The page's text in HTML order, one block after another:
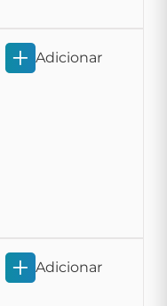
Adicionar
Adicionar